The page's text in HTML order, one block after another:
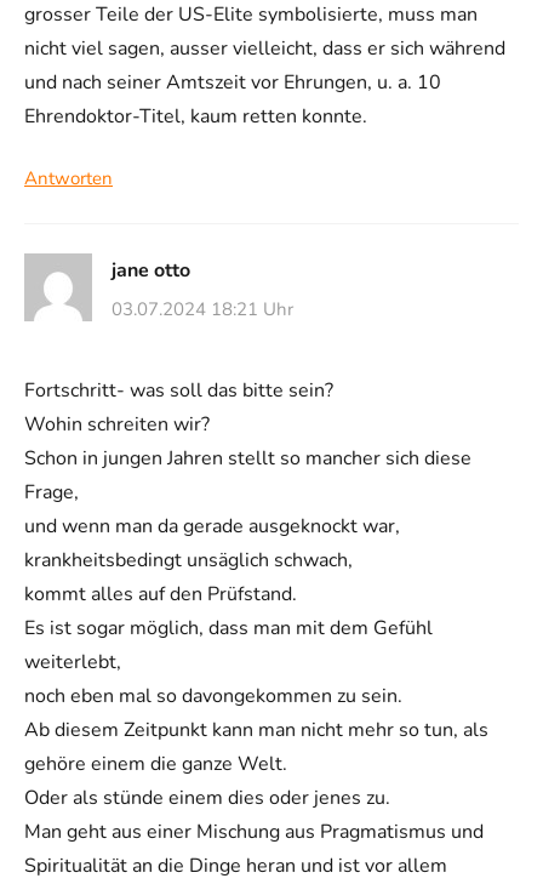
grosser Teile der US-Elite symbolisierte, muss man
nicht viel sagen, ausser vielleicht, dass er sich während
und nach seiner Amtszeit vor Ehrungen, u. a. 10
Ehrendoktor-Titel, kaum retten konnte.
Antworten
jane otto
03.07.2024 18:21 Uhr
Fortschritt- was soll das bitte sein?
Wohin schreiten wir?
Schon in jungen Jahren stellt so mancher sich diese
Frage,
und wenn man da gerade ausgeknockt war,
krankheitsbedingt unsäglich schwach,
kommt alles auf den Prüfstand.
Es ist sogar möglich, dass man mit dem Gefühl
weiterlebt,
noch eben mal so davongekommen zu sein.
Ab diesem Zeitpunkt kann man nicht mehr so tun, als
gehöre einem die ganze Welt.
Oder als stünde einem dies oder jenes zu.
Man geht aus einer Mischung aus Pragmatismus und
Spiritualität an die Dinge heran und ist vor allem